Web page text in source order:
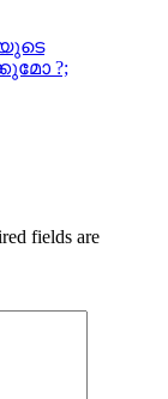
?;
fields are